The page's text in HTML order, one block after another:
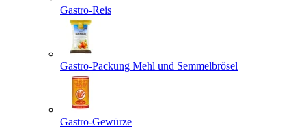
Gastro-Reis
Gastro-Packung Mehl und Semmelbrösel
Gastro-Gewürze